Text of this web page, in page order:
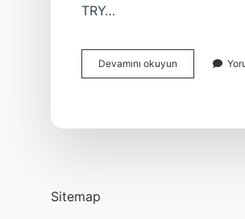
TRY…
Devamını okuyun
Hisse
Sitemap